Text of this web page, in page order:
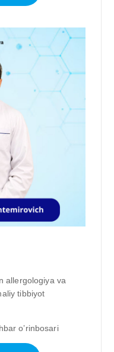
allergologiya va
tibbiyot
o’rinbosari